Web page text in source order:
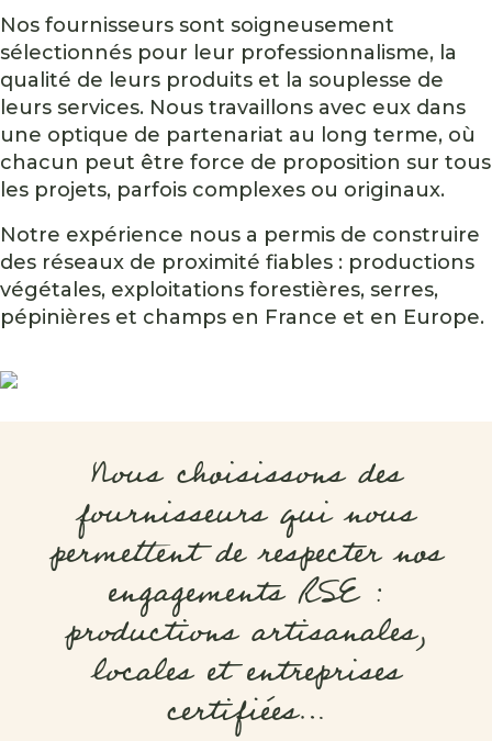
Nos fournisseurs sont soigneusement
sélectionnés pour leur professionnalisme, la
qualité de leurs produits et la souplesse de
leurs services. Nous travaillons avec eux dans
une optique de partenariat au long terme, où
chacun peut être force de proposition sur tous
les projets, parfois complexes ou originaux.
Notre expérience nous a permis de construire
des réseaux de proximité fiables : productions
végétales, exploitations forestières, serres,
pépinières et champs en France et en Europe.
Nous choisissons des
fournisseurs qui nous
permettent de respecter nos
engagements RSE :
productions artisanales,
locales et entreprises
certifiées…